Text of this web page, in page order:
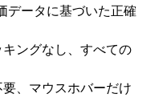
データに基づいた正確
キングなし、すべての
要、マウスホバーだけ